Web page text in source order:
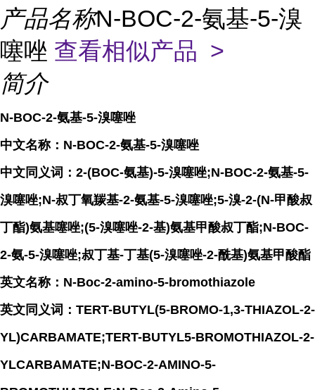
产品名称N-BOC-2-氨基-5-溴
噻唑 查看相似产品 >
简介
N-BOC-2-氨基-5-溴噻唑
中文名称：N-BOC-2-氨基-5-溴噻唑
中文同义词：2-(BOC-氨基)-5-溴噻唑;N-BOC-2-氨基-5-
溴噻唑;N-叔丁氧羰基-2-氨基-5-溴噻唑;5-溴-2-(N-甲酸叔
丁酯)氨基噻唑;(5-溴噻唑-2-基)氨基甲酸叔丁酯;N-BOC-
2-氨-5-溴噻唑;叔丁基-丁基(5-溴噻唑-2-酰基)氨基甲酸酯
英文名称：N-Boc-2-amino-5-bromothiazole
英文同义词：TERT-BUTYL(5-BROMO-1,3-THIAZOL-2-
YL)CARBAMATE;TERT-BUTYL5-BROMOTHIAZOL-2-
YLCARBAMATE;N-BOC-2-AMINO-5-